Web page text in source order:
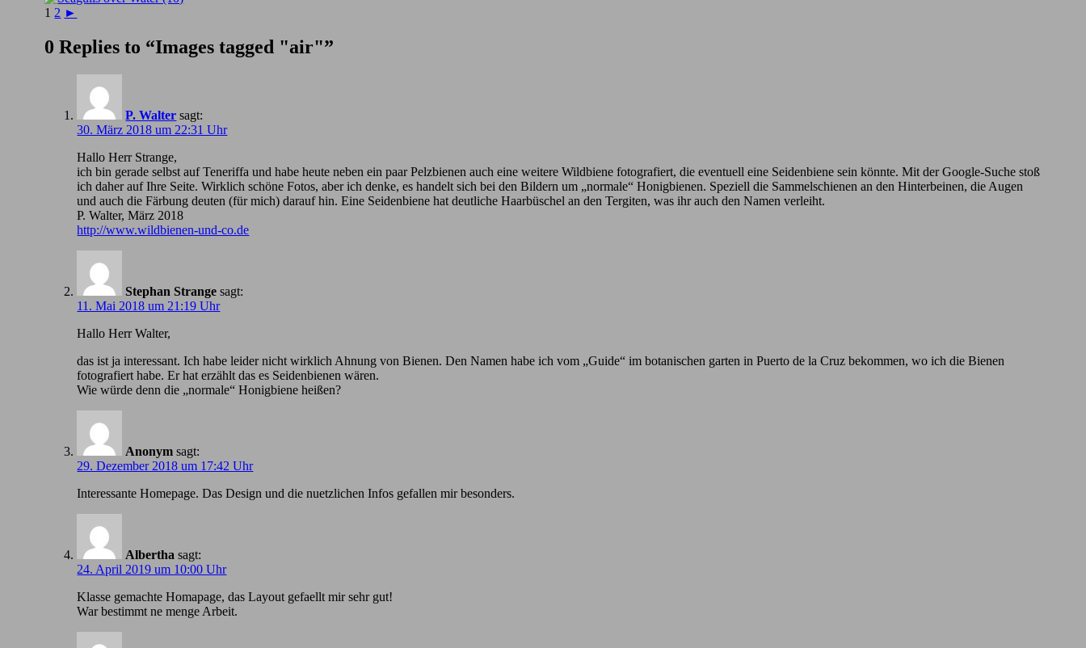
1 2 ►
0 Replies to “Images tagged "air"”
P. Walter sagt:
30. März 2018 um 22:31 Uhr
Hallo Herr Strange,
ich bin gerade selbst auf Teneriffa und habe heute neben ein paar Pelzbienen auch eine weitere Wildbiene fotografiert, die eventuell eine Seidenbiene sein könnte. Mit der Google-Suche stoß
ich daher auf Ihre Seite. Wirklich schöne Fotos, aber ich denke, es handelt sich bei den Bildern um „normale“ Honigbienen. Speziell die Sammelschienen an den Hinterbeinen, die Augen
und auch die Färbung deuten (für mich) darauf hin. Eine Seidenbiene hat deutliche Haarbüschel an den Tergiten, was ihr auch den Namen verleiht.
P. Walter, März 2018
http://www.wildbienen-und-co.de
Stephan Strange sagt:
11. Mai 2018 um 21:19 Uhr
Hallo Herr Walter,
das ist ja interessant. Ich habe leider nicht wirklich Ahnung von Bienen. Den Namen habe ich vom „Guide“ im botanischen garten in Puerto de la Cruz bekommen, wo ich die Bienen
fotografiert habe. Er hat erzählt das es Seidenbienen wären.
Wie würde denn die „normale“ Honigbiene heißen?
Anonym sagt:
29. Dezember 2018 um 17:42 Uhr
Іnteressante Homepage. Das Design und die nuetzlichen Infos gefallen mir besonders.
Albertha sagt:
24. April 2019 um 10:00 Uhr
Klasse gemachte Homapage, das Layout gefaellt mir sehr gut!
War bestimmt ne menge Arbeit.